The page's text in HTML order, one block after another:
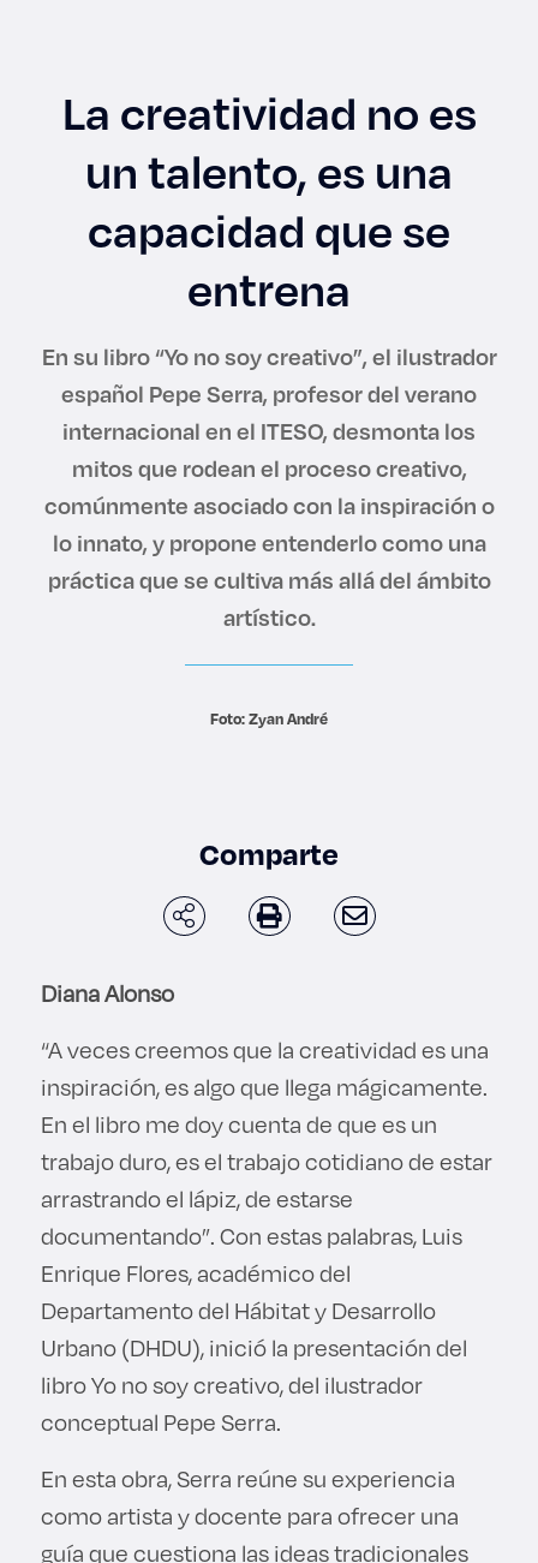
Lo más buscado
Carreras
Derecho
La creatividad no es
un talento, es una
capacidad que se
entrena
En su libro “Yo no soy creativo”, el ilustrador
español Pepe Serra, profesor del verano
internacional en el ITESO, desmonta los
mitos que rodean el proceso creativo,
comúnmente asociado con la inspiración o
lo innato, y propone entenderlo como una
práctica que se cultiva más allá del ámbito
artístico.
Foto: Zyan André
Comparte
Diana Alonso
“A veces creemos que la creatividad es una
inspiración, es algo que llega mágicamente.
En el libro me doy cuenta de que es un
trabajo duro, es el trabajo cotidiano de estar
arrastrando el lápiz, de estarse
documentando”. Con estas palabras, Luis
Enrique Flores, académico del
Departamento del Hábitat y Desarrollo
Urbano (DHDU), inició la presentación del
libro Yo no soy creativo, del ilustrador
conceptual Pepe Serra.
En esta obra, Serra reúne su experiencia
como artista y docente para ofrecer una
guía que cuestiona las ideas tradicionales